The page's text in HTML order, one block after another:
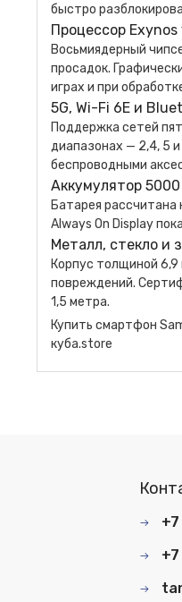
быстро
Процессор Exynos
Восьмиядерный
просадок.
играх и при
5G, Wi-Fi 6E и
Поддержка сетей
диапазонах — 2,4, 5
беспроводными
Аккумулятор
Батарея
Always On Display
Металл, стекло и
Корпус толщиной
повреждений.
1,5 метра.
Купить смартфон
куба.store